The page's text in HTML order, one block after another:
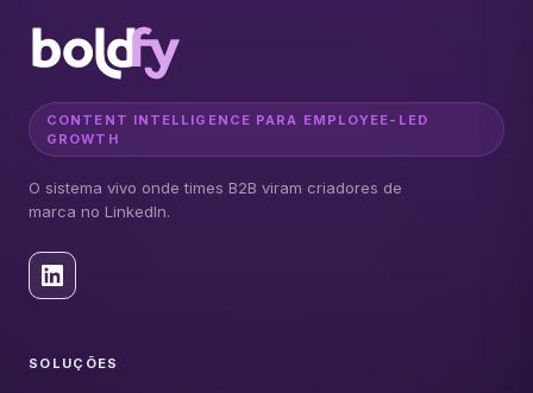
CONTENT INTELLIGENCE PARA EMPLOYEE-LED
GROWTH
O sistema vivo onde times B2B viram criadores de
marca no LinkedIn.
SOLUÇÕES